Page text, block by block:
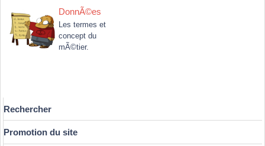
DonnÃ©es
Les termes et
concept du
mÃ©tier.
Rechercher
Promotion du site